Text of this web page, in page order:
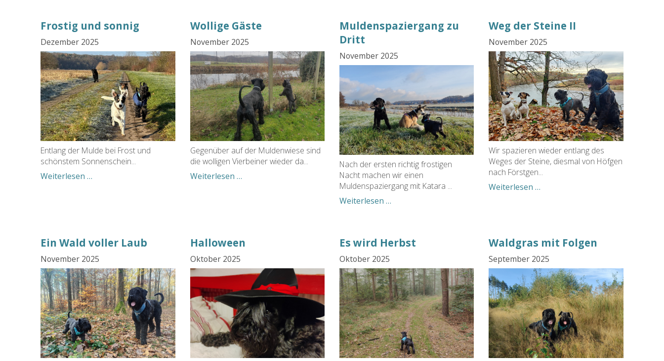
Frostig und sonnig
Dezember 2025
Entlang der Mulde bei Frost und
schönstem Sonnenschein...
Weiterlesen …
Wollige Gäste
November 2025
Gegenüber auf der Muldenwiese sind
die wolligen Vierbeiner wieder da...
Weiterlesen …Wollige
Muldenspaziergang zu
Dritt
November 2025
Nach der ersten richtig frostigen
Nacht machen wir einen
Muldenspaziergang mit Katara ...
Weiterlesen …
Weg der Steine II
November 2025
Wir spazieren wieder entlang des
Weges der Steine, diesmal von Höfgen
nach Förstgen...
Weiterlesen …
Ein Wald voller Laub
November 2025
Halloween
Oktober 2025
Es wird Herbst
Oktober 2025
Waldgras mit Folgen
September 2025